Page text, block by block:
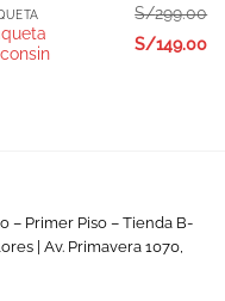
Añadir
a la
lista de
S/299.00
S/149.00
– Primer Piso – Tienda B-
| Av. Primavera 1070,